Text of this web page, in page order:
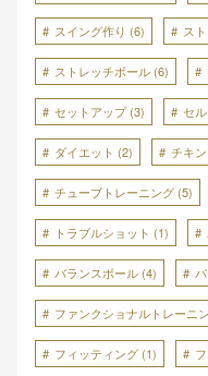
スイング作り (6) ス
ストレッチボール (6)
セットアップ(3) セ
ダイエット (2) チキ
チューブトレーニング (5)
トラブルショット (1)
バランスボール (4)
ファンクショナルトレーニ
フィッティング (1)